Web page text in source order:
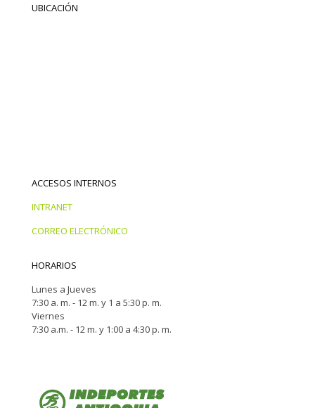
UBICACIÓN
ACCESOS INTERNOS
INTRANET
CORREO ELECTRÓNICO
HORARIOS
Lunes a Jueves
7:30 a. m. - 12 m. y 1 a 5:30 p. m.
Viernes
7:30 a.m. - 12 m. y 1:00 a 4:30 p. m.